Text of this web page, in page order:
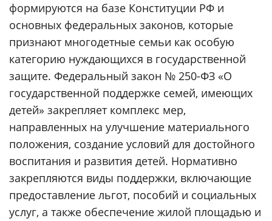
формируются на базе Конституции РФ и
основных федеральных законов, которые
признают многодетные семьи как особую
категорию нуждающихся в государственной
защите. Федеральный закон № 250-ФЗ «О
государственной поддержке семей, имеющих
детей» закрепляет комплекс мер,
направленных на улучшение материального
положения, создание условий для достойного
воспитания и развития детей. Нормативно
закрепляются виды поддержки, включающие
предоставление льгот, пособий и социальных
услуг, а также обеспечение жилой площадью и